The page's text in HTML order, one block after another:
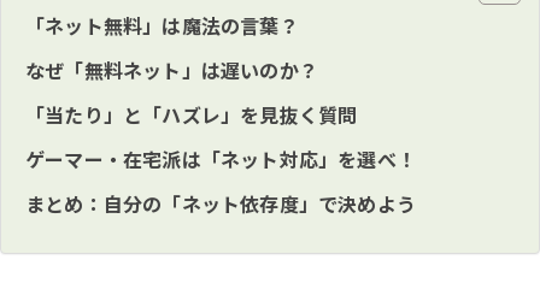
「ネット無料」は魔法の言葉？
なぜ「無料ネット」は遅いのか？
「当たり」と「ハズレ」を見抜く質問
ゲーマー・在宅派は「ネット対応」を選べ！
まとめ：自分の「ネット依存度」で決めよう